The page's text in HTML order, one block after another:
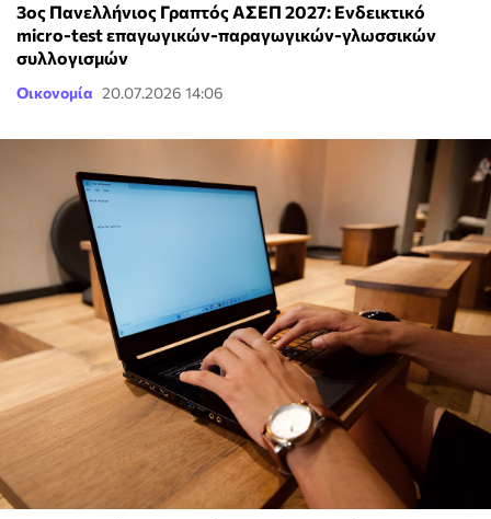
3ος Πανελλήνιος Γραπτός ΑΣΕΠ 2027: Ενδεικτικό
micro-test επαγωγικών-παραγωγικών-γλωσσικών
συλλογισμών
Οικονομία 20.07.2026 14:06